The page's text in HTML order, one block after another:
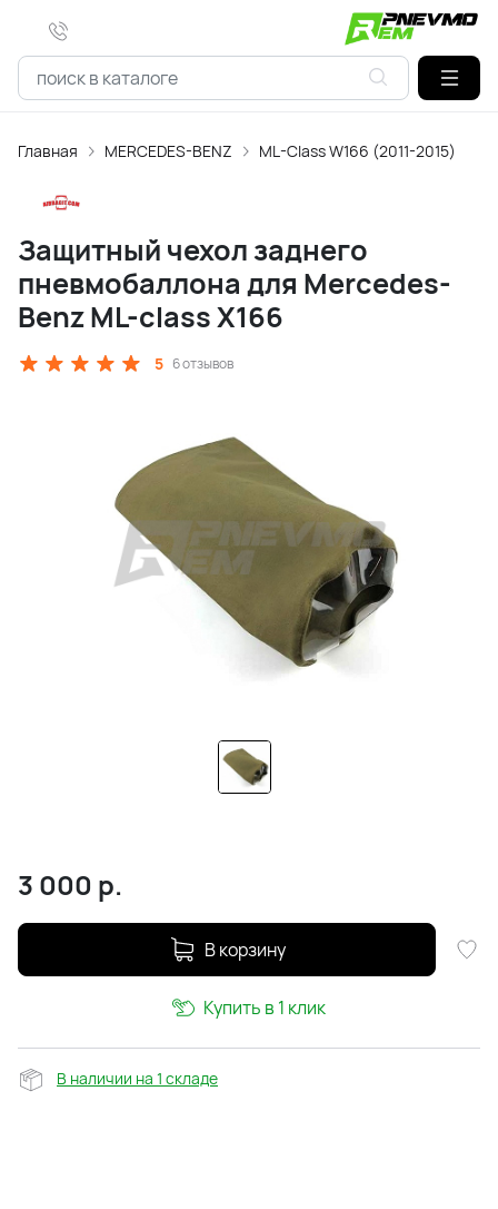
Главная MERCEDES-BENZ ML-Class W166 (2011-2015)
Защитный чехол заднего
пневмобаллона для Mercedes-
Benz ML-class X166
5 6 отзывов
3 000 р.
В корзину
Купить в 1 клик
В наличии на 1 складе